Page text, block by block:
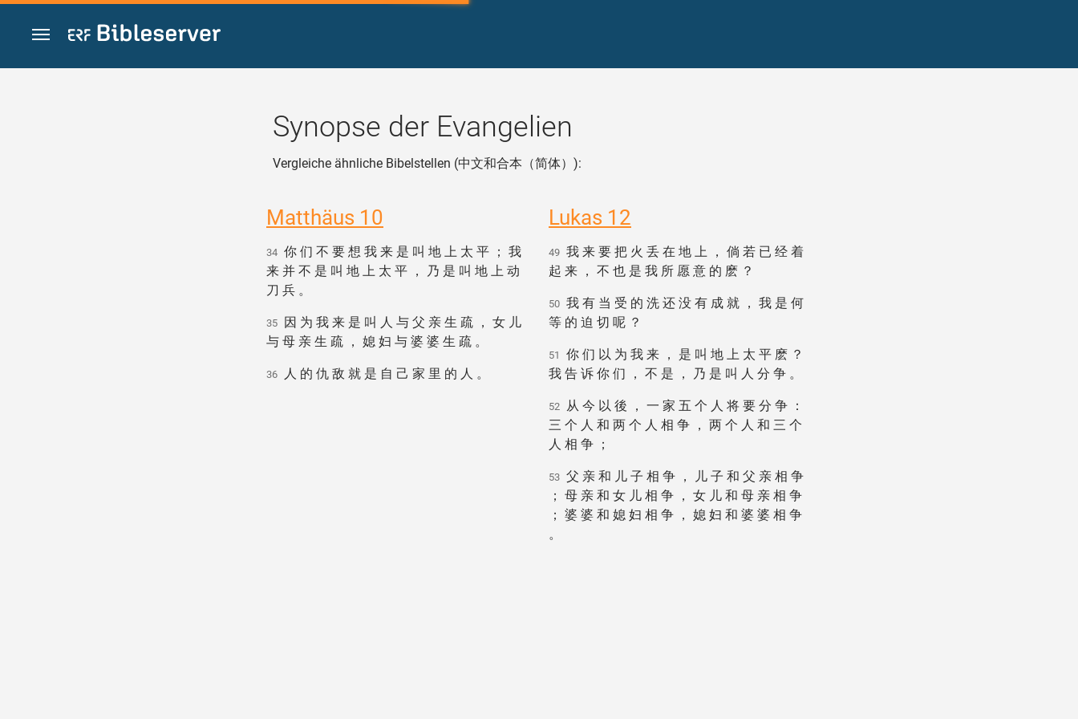
Zum Inhalt springen
Synopse der Evangelien
Vergleiche ähnliche Bibelstellen (中文和合本（简体）):
Matthäus 10
34 你 们 不 要 想 我 来 是 叫 地 上 太 平 ； 我
来 并 不 是 叫 地 上 太 平 ， 乃 是 叫 地 上 动
刀 兵 。
35 因 为 我 来 是 叫 人 与 父 亲 生 疏 ， 女 儿
与 母 亲 生 疏 ， 媳 妇 与 婆 婆 生 疏 。
36 人 的 仇 敌 就 是 自 己 家 里 的 人 。
Lukas 12
49 我 来 要 把 火 丢 在 地 上 ， 倘 若 已 经 着
起 来 ， 不 也 是 我 所 愿 意 的 麽 ？
50 我 有 当 受 的 洗 还 没 有 成 就 ， 我 是 何
等 的 迫 切 呢 ？
51
你 们 以 为 我 来 ， 是 叫 地 上 太 平 麽 ？
我 告 诉 你 们 ， 不 是 ， 乃 是 叫 人 分 争 。
52 从 今 以 後 ， 一 家 五 个 人 将 要 分 争 ：
三 个 人 和 两 个 人 相 争 ， 两 个 人 和 三 个
人 相 争 ；
53 父 亲 和 儿 子 相 争 ， 儿 子 和 父 亲 相 争
； 母 亲 和 女 儿 相 争 ， 女 儿 和 母 亲 相 争
； 婆 婆 和 媳 妇 相 争 ， 媳 妇 和 婆 婆 相 争
。